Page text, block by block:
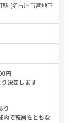
駅 (名古屋市営地下
円
決定します
り
内で転居をともな